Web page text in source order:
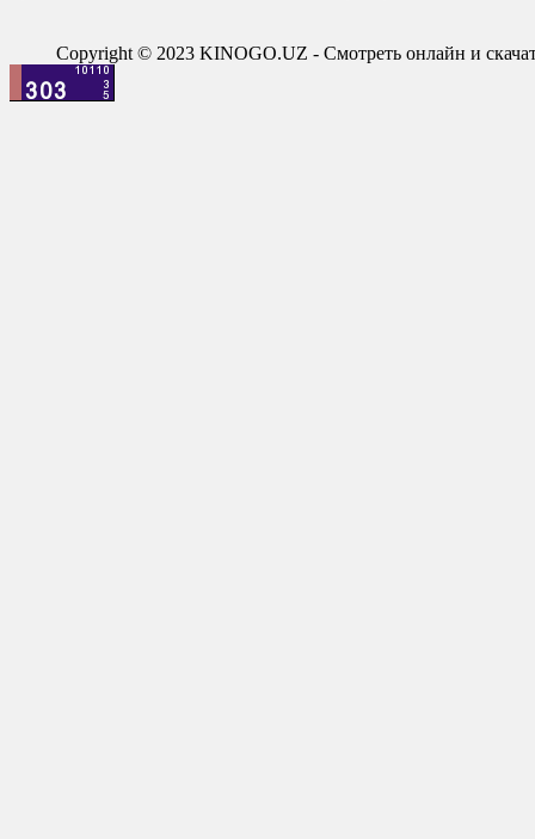
Copyright © 2023 KINOGO.UZ - Смотреть онлайн и